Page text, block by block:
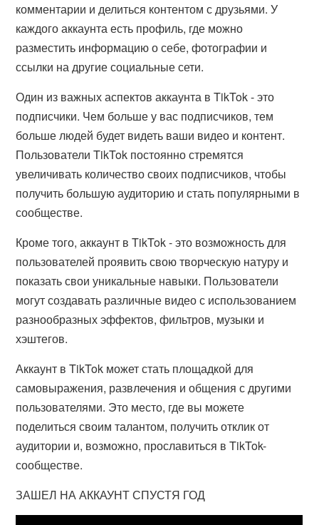
комментарии и делиться контентом с друзьями. У
каждого аккаунта есть профиль, где можно
разместить информацию о себе, фотографии и
ссылки на другие социальные сети.
Один из важных аспектов аккаунта в TikTok - это
подписчики. Чем больше у вас подписчиков, тем
больше людей будет видеть ваши видео и контент.
Пользователи TikTok постоянно стремятся
увеличивать количество своих подписчиков, чтобы
получить большую аудиторию и стать популярными в
сообществе.
Кроме того, аккаунт в TikTok - это возможность для
пользователей проявить свою творческую натуру и
показать свои уникальные навыки. Пользователи
могут создавать различные видео с использованием
разнообразных эффектов, фильтров, музыки и
хэштегов.
Аккаунт в TikTok может стать площадкой для
самовыражения, развлечения и общения с другими
пользователями. Это место, где вы можете
поделиться своим талантом, получить отклик от
аудитории и, возможно, прославиться в TikTok-
сообществе.
ЗАШЕЛ НА АККАУНТ СПУСТЯ ГОД